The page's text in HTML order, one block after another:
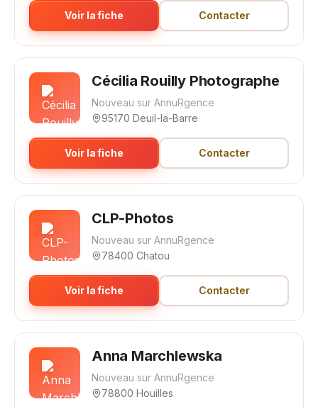
Voir la fiche Contacter
Cécilia Rouilly Photographe
Nouveau sur AnnuRgence
95170 Deuil-la-Barre
Voir la fiche Contacter
CLP-Photos
Nouveau sur AnnuRgence
78400 Chatou
Voir la fiche Contacter
Anna Marchlewska
Nouveau sur AnnuRgence
78800 Houilles